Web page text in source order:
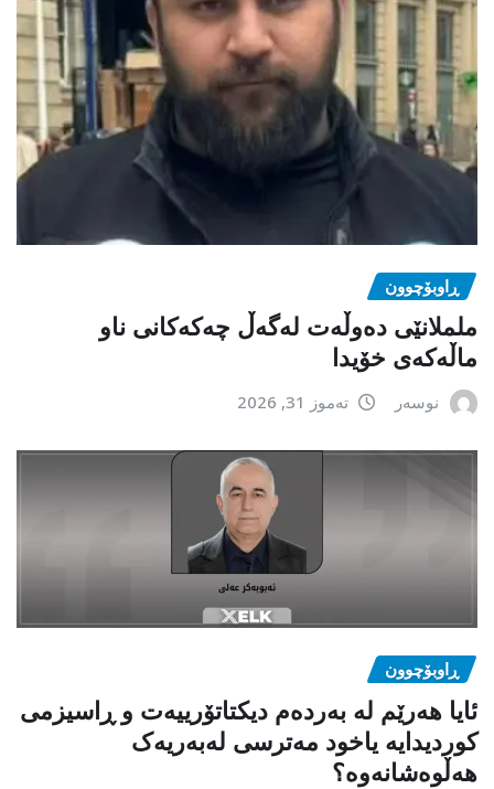
ڕاوبۆچوون
ململانێی دەوڵەت لەگەڵ چەکەکانی ناو
ماڵەکەی خۆیدا
نوسەر تەموز 31, 2026
ڕاوبۆچوون
ئایا هەرێم لە بەردەم دیکتاتۆرییەت و ڕاسیزمی
کوردیدایە یاخود مەترسی لەبەریەک
هەڵوەشانەوە؟